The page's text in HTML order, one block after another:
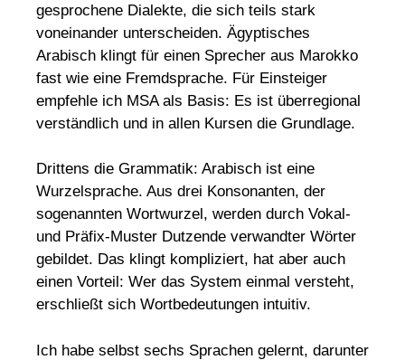
gesprochene Dialekte, die sich teils stark
voneinander unterscheiden. Ägyptisches
Arabisch klingt für einen Sprecher aus Marokko
fast wie eine Fremdsprache. Für Einsteiger
empfehle ich MSA als Basis: Es ist überregional
verständlich und in allen Kursen die Grundlage.
Drittens die Grammatik: Arabisch ist eine
Wurzelsprache. Aus drei Konsonanten, der
sogenannten Wortwurzel, werden durch Vokal-
und Präfix-Muster Dutzende verwandter Wörter
gebildet. Das klingt kompliziert, hat aber auch
einen Vorteil: Wer das System einmal versteht,
erschließt sich Wortbedeutungen intuitiv.
Ich habe selbst sechs Sprachen gelernt, darunter